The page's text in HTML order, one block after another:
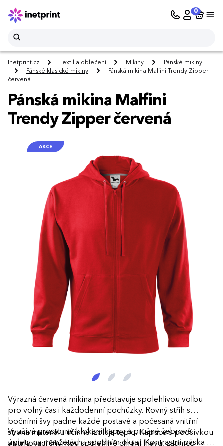
0
Inetprint.cz Textil a oblečení Mikiny
Pánské mikiny
Pánské klasické mikiny
Pánská mikina Malfini Trendy Zipper
červená
Pánská mikina Malfini
Trendy Zipper červená
AKCE
Výrazná červená mikina představuje spolehlivou volbu
pro volný čas i každodenní pochůzky. Rovný střih s
bočními švy padne každé postavě a počesaná vnitřní
strana materiálu účinně izoluje teplo. Kapuce s podšívkou
a stahovací šňůrkou spolehlivě chrání hlavu, zatímco
Využívá prostorné klokaní kapsy a pružné žebrové
úplety na manžetách i spodním okraji. Kontrastní páska v